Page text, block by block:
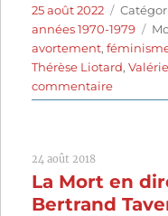
Publié
le
25 août 2022
années 1970-1979
avortement,
Thérèse Liotard,
commentairesur
L’une
(1977)
de
24 août 2018
La Mort en
Bertrand